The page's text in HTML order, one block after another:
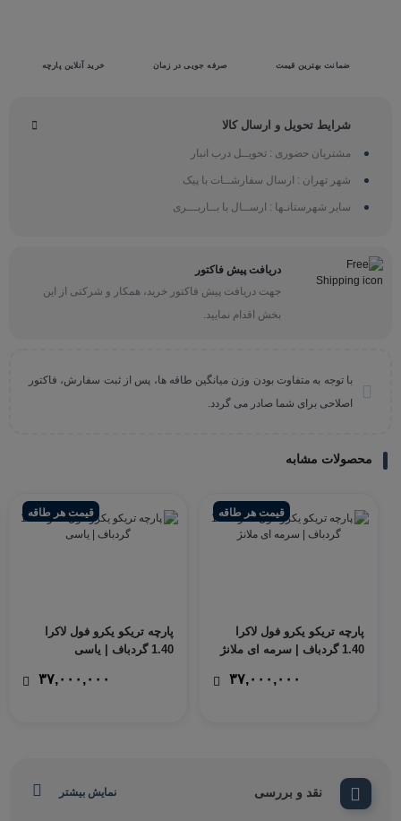
ضمانت بهترین قیمت صرفه جویی در زمان خرید آنلاین پارچه
شرایط تحویل و ارسال کالا
مشتریان حضوری : تحویــل درب انبار
شهر تهران : ارسال سفارشــات با پیک
سایر شهرستانـها : ارســال با بــاربـــری
دریافت پیش فاکتور
جهت دریافت پیش فاکتور خرید، همکار و شرکتی از این
بخش اقدام نمایید.
با توجه به متفاوت بودن وزن میانگین طاقه ها، پس از ثبت سفارش، فاکتور
اصلاحی برای شما صادر می گردد.
محصولات مشابه
قیمت هر طاقه
پارچه تریکو یکرو فول لاکرا
1.40 گردباف | سرمه ای ملانژ
۳۷,۰۰۰,۰۰۰
قیمت هر طاقه
پارچه تریکو یکرو فول لاکرا
1.40 گردباف | یاسی
۳۷,۰۰۰,۰۰۰
نقد و بررسی نمایش بیشتر